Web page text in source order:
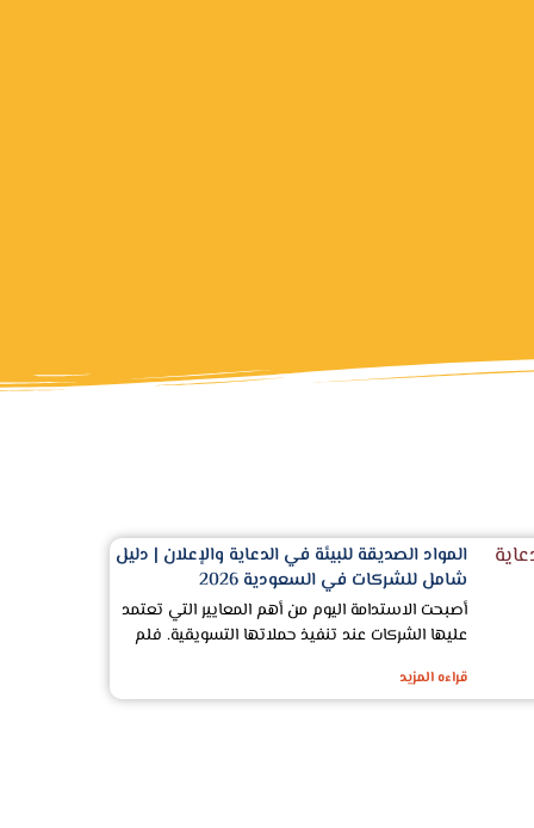
المواد الصديقة للبيئة في الدعاية والإعلان | دليل
شامل للشركات في السعودية 2026
أصبحت الاستدامة اليوم من أهم المعايير التي تعتمد
عليها الشركات عند تنفيذ حملاتها التسويقية. فلم
قراءه المزيد